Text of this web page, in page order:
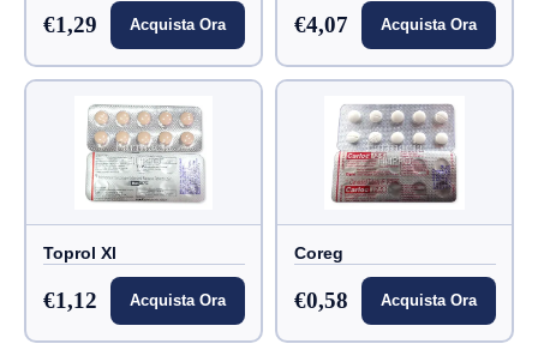
€1,29 Acquista Ora €4,07 Acquista Ora
Toprol Xl
€1,12 Acquista Ora
Coreg
€0,58 Acquista Ora